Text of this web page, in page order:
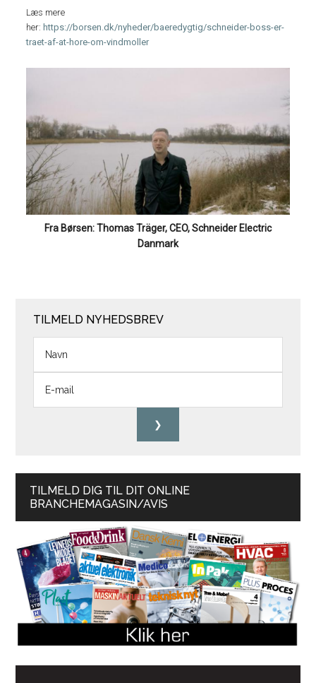
Læs mere
her: https://borsen.dk/nyheder/baeredygtig/schneider-boss-er-
traet-af-at-hore-om-vindmoller
Fra Børsen: Thomas Träger, CEO, Schneider Electric
Danmark
TILMELD NYHEDSBREV
TILMELD DIG TIL DIT ONLINE
BRANCHEMAGASIN/AVIS